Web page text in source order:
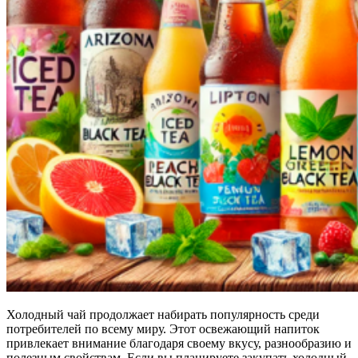
Холодный чай продолжает набирать популярность среди
потребителей по всему миру. Этот освежающий напиток
привлекает внимание благодаря своему вкусу, разнообразию и